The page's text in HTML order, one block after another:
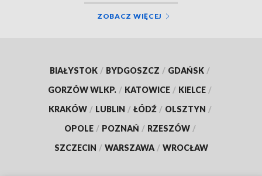
ZOBACZ WIĘCEJ
BIAŁYSTOK / BYDGOSZCZ / GDAŃSK /
GORZÓW WLKP. / KATOWICE / KIELCE /
KRAKÓW / LUBLIN / ŁÓDŹ / OLSZTYN /
OPOLE / POZNAŃ / RZESZÓW /
SZCZECIN / WARSZAWA / WROCŁAW